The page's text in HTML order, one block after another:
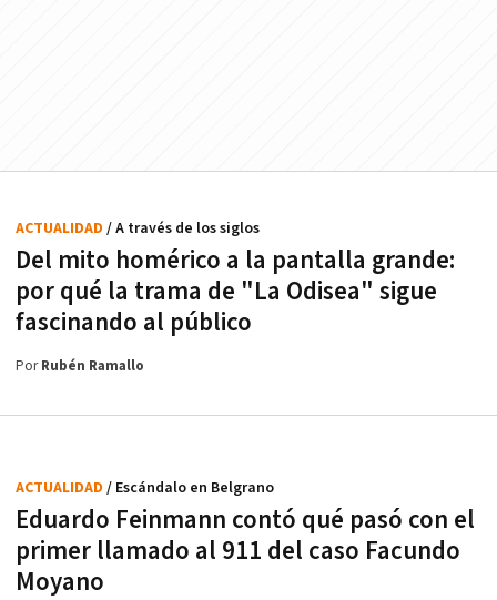
Del mito homérico a la pantalla grande:
por qué la trama de "La Odisea" sigue
fascinando al público
ACTUALIDAD / A través de los siglos
PorRubén Ramallo
Eduardo Feinmann contó qué pasó con el
primer llamado al 911 del caso Facundo
Moyano
ACTUALIDAD / Escándalo en Belgrano